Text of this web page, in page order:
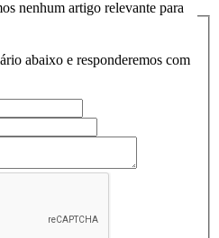
nenhum artigo relevante para
abaixo e responderemos com